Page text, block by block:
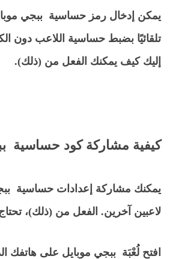
يمكن إدخال رمز حساسية ببجي
تلقائيًا بضبط حساسية اللاعب دون
إليك كيف يمكنك الفعل من (ذلك).
كيفية مشاركة كود حساسية
يمكنك مشاركة إعدادات حساسية
لاعبين آخرين. الفعل من (ذلك)، تحتاج
افتح لُعْبَة ببجي موبايل على هاتفك